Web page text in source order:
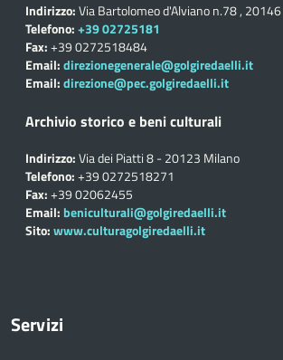
Indirizzo:Via Bartolomeo d'Alviano n.78 ,
Telefono:+39 02725181
Fax:+39 0272518484
Email:direzionegenerale@golgiredaelli.it
Email:direzione@pec.golgiredaelli.it
Archivio storico e beni culturali
Indirizzo:Via dei Piatti 8 - 20123 Milano
Telefono:+39 0272518271
Fax:+39 02062455
Email: beniculturali@golgiredaelli.it
Sito:www.culturagolgiredaelli.it
Servizi